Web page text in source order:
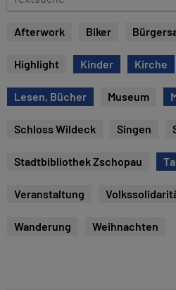
e
c
Afterwork Biker
Highlight Kinder Kirche
Lesen, Bücher Museum
Schloss Wildeck Singen
Stadtbibliothek Zschopau
Veranstaltung
Wanderung Weihnachten